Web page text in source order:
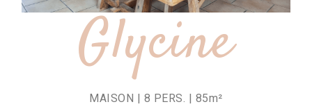
Glycine
MAISON | 8 PERS. | 85m²